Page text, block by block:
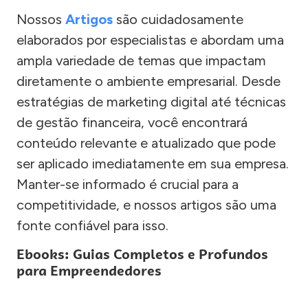
Nossos Artigos são cuidadosamente
elaborados por especialistas e abordam uma
ampla variedade de temas que impactam
diretamente o ambiente empresarial. Desde
estratégias de marketing digital até técnicas
de gestão financeira, você encontrará
conteúdo relevante e atualizado que pode
ser aplicado imediatamente em sua empresa.
Manter-se informado é crucial para a
competitividade, e nossos artigos são uma
fonte confiável para isso.
Ebooks: Guias Completos e Profundos
para Empreendedores